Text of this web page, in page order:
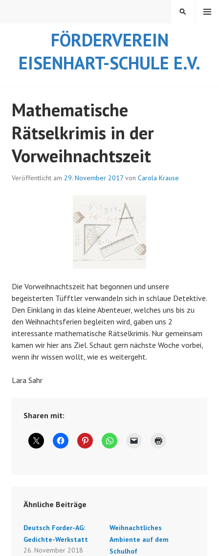
FÖRDERVEREIN
EISENHART-SCHULE E.V.
MENÜ
SUCHEN
Mathematische
Rätselkrimis in der
Vorweihnachtszeit
Veröffentlicht am 29. November 2017 von Carola Krause
Die Vorweihnachtszeit hat begonnen und unsere
begeisterten Tüfftler verwandeln sich in schlaue Detektive.
Den Einklang in das kleine Abenteuer, welches uns bis zu
den Weihnachtsferien begleiten wird, gaben uns 2
interessante mathematische Rätselkrimis. Nur gemeinsam
kamen wir hier ans Ziel. Schaut gern nächste Woche vorbei,
wenn ihr wissen wollt, wie es weitergeht.
Lara Sahr
Sharen mit:
Ähnliche Beiträge
Deutsch Forder-AG:
Gedichte-Werkstatt
26. November 2018
Weihnachtliches
Ambiente auf dem
Schulhof